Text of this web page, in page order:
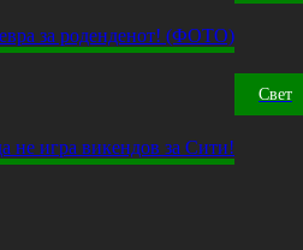
Свет